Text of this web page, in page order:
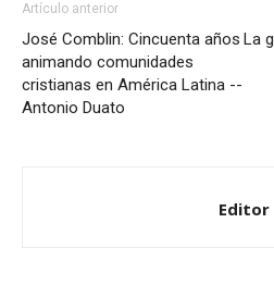
Artículo anterior
José Comblin: Cincuenta años
animando comunidades
cristianas en América Latina --
Antonio Duato
La
Editor